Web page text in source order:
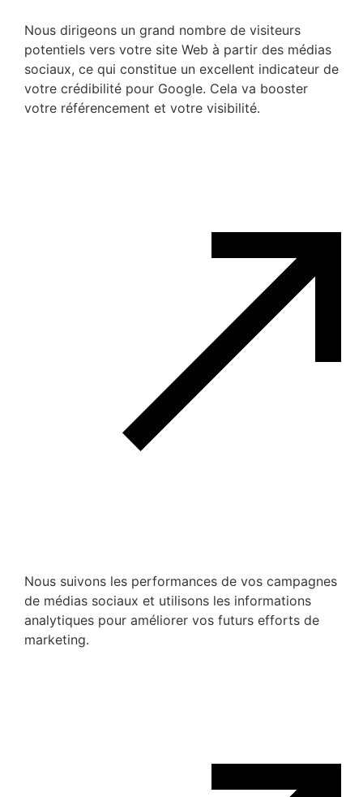
Nous dirigeons un grand nombre de visiteurs
potentiels vers votre site Web à partir des médias
sociaux, ce qui constitue un excellent indicateur de
votre crédibilité pour Google. Cela va booster
votre référencement et votre visibilité.
Nous suivons les performances de vos campagnes
de médias sociaux et utilisons les informations
analytiques pour améliorer vos futurs efforts de
marketing.